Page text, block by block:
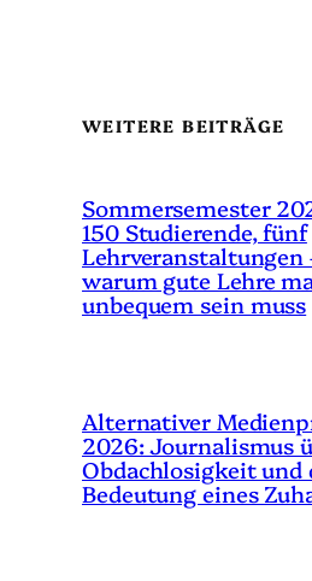
WEITERE BEITRÄGE
Sommersemester
150 Studierende, fünf
Lehrveranstaltungen
warum gute Lehre
unbequem sein muss
Alternativer
2026: Journalismus
Obdachlosigkeit und
Bedeutung eines